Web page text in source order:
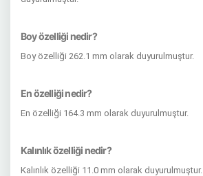
Boy özelliği nedir?
Boy özelliği 262.1 mm olarak duyurulmuştur.
En özelliği nedir?
En özelliği 164.3 mm olarak duyurulmuştur.
Kalınlık özelliği nedir?
Kalınlık özelliği 11.0 mm olarak duyurulmuştur.